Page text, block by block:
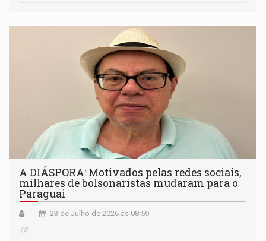
A DIÁSPORA: Motivados pelas redes sociais,
milhares de bolsonaristas mudaram para o
Paraguai
23 de Julho de 2026 às 08:59